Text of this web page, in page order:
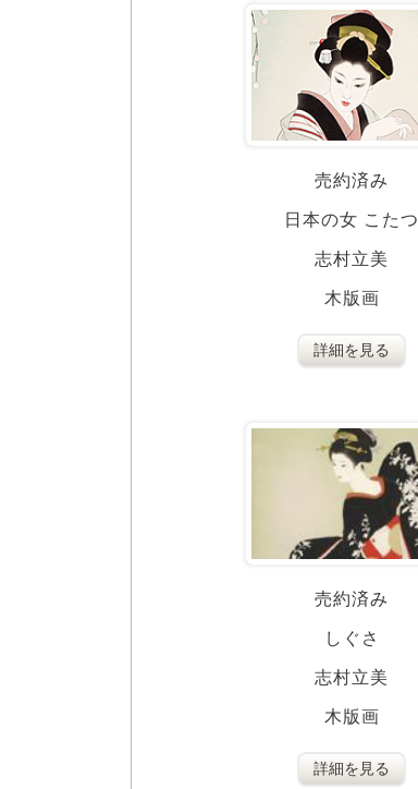
売約済み
日本の女 こたつ
志村立美
木版画
詳細を見る
売約済み
しぐさ
志村立美
木版画
詳細を見る